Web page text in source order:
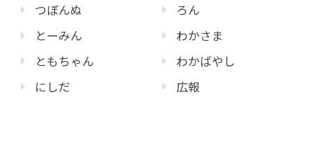
つぼんぬ
とーみん
ともちゃん
にしだ
ろん
わかさま
わかばやし
広報